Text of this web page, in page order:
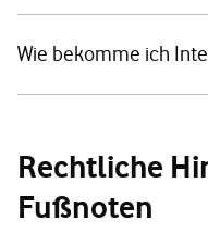
Wie bekomme ich
Rechtliche
Fußnoten